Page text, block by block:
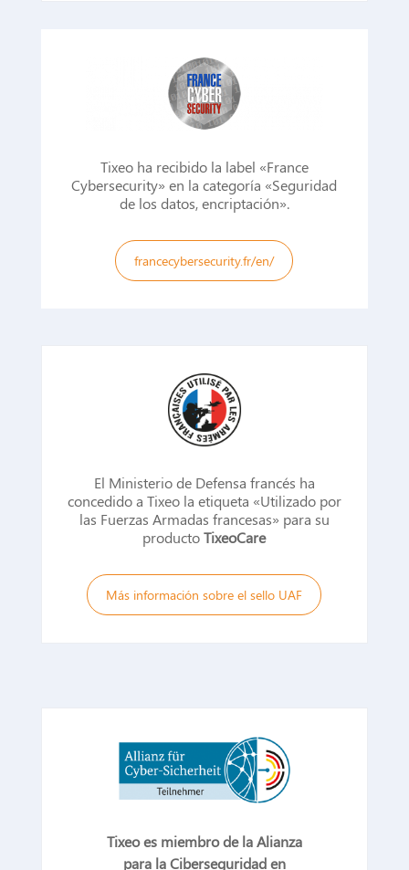
Tixeo ha recibido la label «France
Cybersecurity» en la categoría «Seguridad
de los datos, encriptación».
francecybersecurity.fr/en/
El Ministerio de Defensa francés ha
concedido a Tixeo la etiqueta «Utilizado por
las Fuerzas Armadas francesas» para su
productoTixeoCare
Más información sobre el sello UAF
Tixeo es miembro de la Alianza
para la Ciberseguridad en